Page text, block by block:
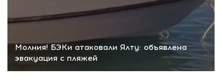
Молния! БЭКи атаковали Ялту: объявлена
эвакуация с пляжей